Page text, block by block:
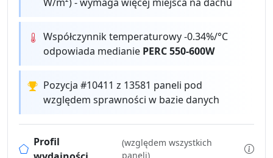
Współczynnik temperaturowy -0.34%/°C
odpowiada medianie PERC 550-600W
Pozycja #10411 z 13581 paneli pod
względem sprawności w bazie danych
Profil
(względem wszystkich
paneli)